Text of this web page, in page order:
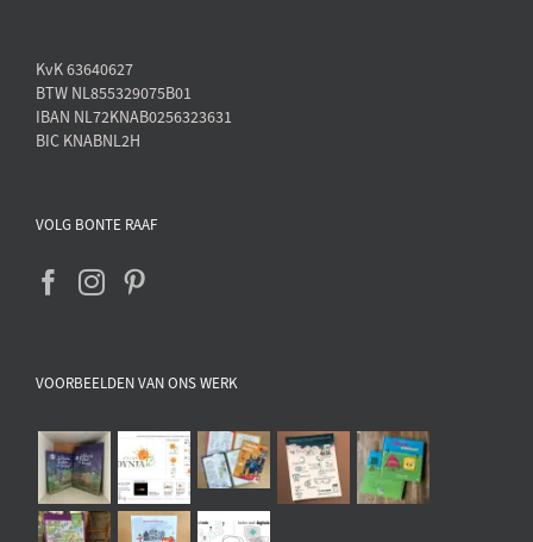
KvK 63640627
BTW NL855329075B01
IBAN NL72KNAB0256323631
BIC KNABNL2H
VOLG BONTE RAAF
VOORBEELDEN VAN ONS WERK